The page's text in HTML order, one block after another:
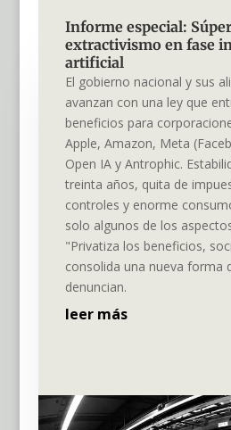
Informe especial:
extractivismo en fase
artificial
El gobierno nacional y sus
avanzan con una ley que
beneficios para
Apple, Amazon, Meta
Open IA y Antrophic.
treinta años, quita de
controles y enorme
solo algunos de los
"Privatiza los beneficios,
consolida una nueva forma
denuncian.
leer más